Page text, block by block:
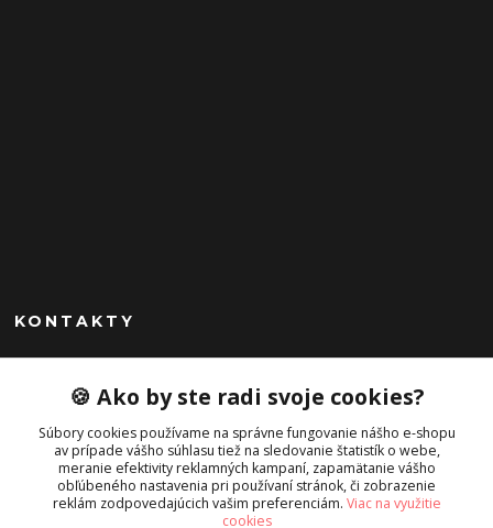
KONTAKTY
Peknekabelky.sk
+421 949747302
Po-Pia 10-16
info@peknekabelky.sk
🍪 Ako by ste radi svoje cookies?
Súbory cookies používame na správne fungovanie nášho e-shopu
av prípade vášho súhlasu tiež na sledovanie štatistík o webe,
meranie efektivity reklamných kampaní, zapamätanie vášho
obľúbeného nastavenia pri používaní stránok, či zobrazenie
reklám zodpovedajúcich vašim preferenciám. Viac na využitie
cookies